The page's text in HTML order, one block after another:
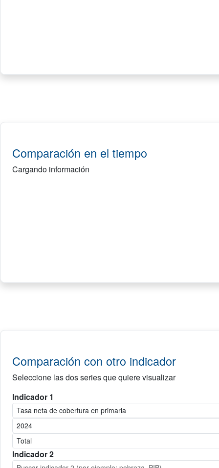
Comparación en el tiempo
Cargando información
Comparación con otro indicador
Seleccione las dos series que quiere visualizar
Indicador 1
Indicador 2